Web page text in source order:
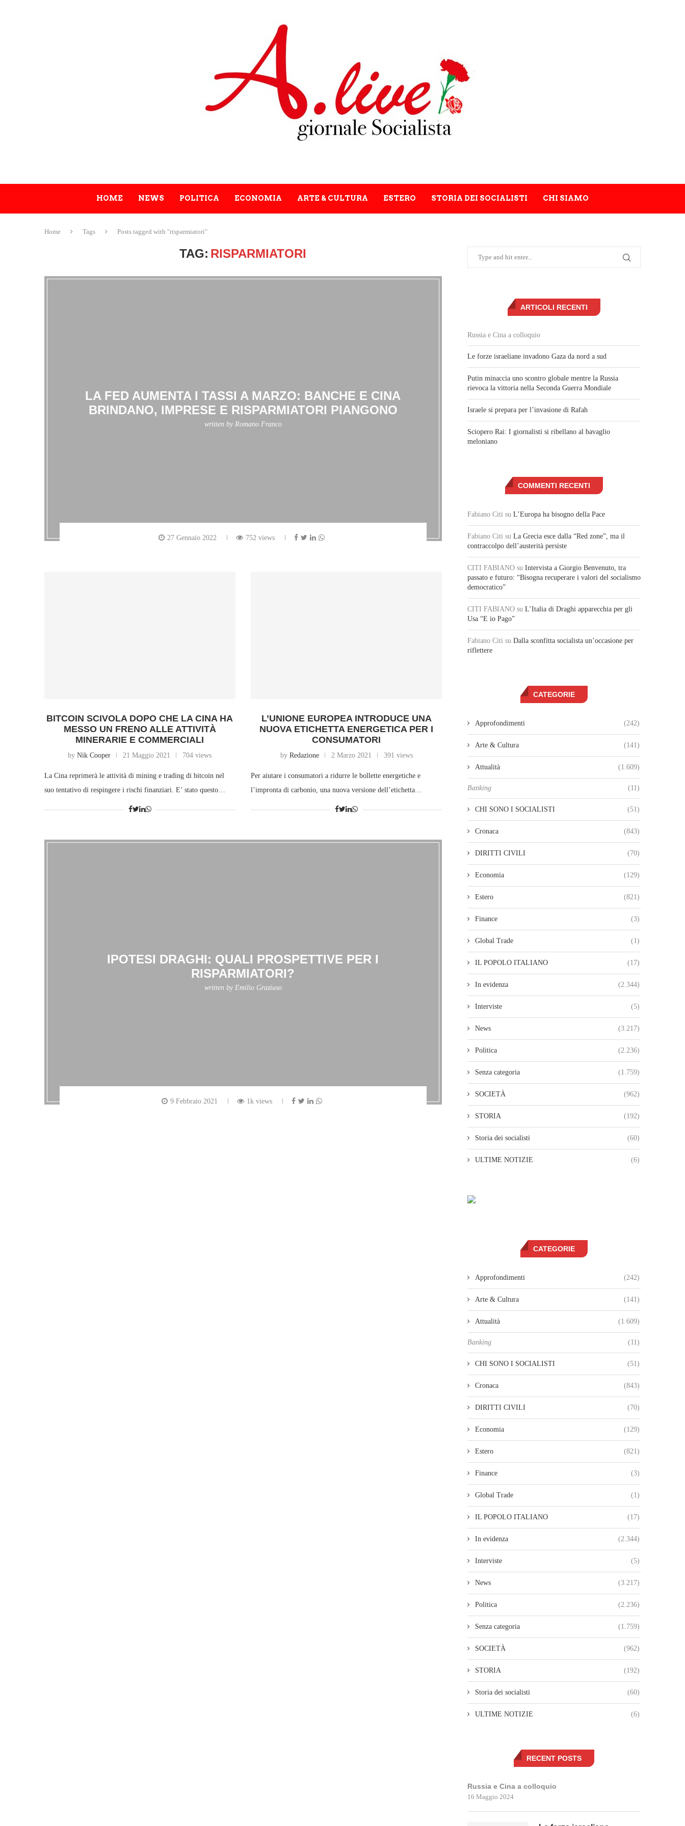
HOME NEWS POLITICA ECONOMIA ARTE & CULTURA ESTERO STORIA DEI SOCIALISTI CHI SIAMO
Home Tags Posts tagged with "risparmiatori"
TAG: RISPARMIATORI
LA FED AUMENTA I TASSI A MARZO: BANCHE E CINA
BRINDANO, IMPRESE E RISPARMIATORI PIANGONO
written by Romano Franco
27 Gennaio 2022 752 views
BITCOIN SCIVOLA DOPO CHE LA CINA HA
MESSO UN FRENO ALLE ATTIVITÀ
MINERARIE E COMMERCIALI
byNik Cooper 21 Maggio 2021 704 views
La Cina reprimerà le attività di mining e trading di bitcoin nel
suo tentativo di respingere i rischi finanziari. E’ stato questo…
L’UNIONE EUROPEA INTRODUCE UNA
NUOVA ETICHETTA ENERGETICA PER I
CONSUMATORI
by Redazione 2 Marzo 2021 391 views
Per aiutare i consumatori a ridurre le bollette energetiche e
l’impronta di carbonio, una nuova versione dell’etichetta…
IPOTESI DRAGHI: QUALI PROSPETTIVE PER I
RISPARMIATORI?
written by Emilio Graziuso
9 Febbraio 2021 1k views
ARTICOLI RECENTI
Russia e Cina a colloquio
Le forze israeliane invadono Gaza da nord a sud
Putin minaccia uno scontro globale mentre la Russia
rievoca la vittoria nella Seconda Guerra Mondiale
Israele si prepara per l’invasione di Rafah
Sciopero Rai: I giornalisti si ribellano al bavaglio
meloniano
COMMENTI RECENTI
Fabiano Citi su L’Europa ha bisogno della Pace
Fabiano Citi su La Grecia esce dalla “Red zone”, ma il
contraccolpo dell’austerità persiste
CITI FABIANO su Intervista a Giorgio Benvenuto, tra
passato e futuro: “Bisogna recuperare i valori del socialismo
democratico”
CITI FABIANO su L’Italia di Draghi apparecchia per gli
Usa “E io Pago”
Fabiano Citi su Dalla sconfitta socialista un’occasione per
riflettere
CATEGORIE
Approfondimenti (242)
Arte & Cultura (141)
Attualità (1.609)
Banking (11)
CHI SONO I SOCIALISTI (51)
Cronaca (843)
DIRITTI CIVILI (70)
Economia (129)
Estero (821)
Finance (3)
Global Trade (1)
IL POPOLO ITALIANO (17)
In evidenza (2.344)
Interviste (5)
News (3.217)
Politica (2.236)
Senza categoria (1.759)
SOCIETÀ (962)
STORIA (192)
Storia dei socialisti (60)
ULTIME NOTIZIE (6)
CATEGORIE
Approfondimenti (242)
Arte & Cultura (141)
Attualità (1.609)
Banking (11)
CHI SONO I SOCIALISTI (51)
Cronaca (843)
DIRITTI CIVILI (70)
Economia (129)
Estero (821)
Finance (3)
Global Trade (1)
IL POPOLO ITALIANO (17)
In evidenza (2.344)
Interviste (5)
News (3.217)
Politica (2.236)
Senza categoria (1.759)
SOCIETÀ (962)
STORIA (192)
Storia dei socialisti (60)
ULTIME NOTIZIE (6)
RECENT POSTS
Russia e Cina a colloquio
16 Maggio 2024